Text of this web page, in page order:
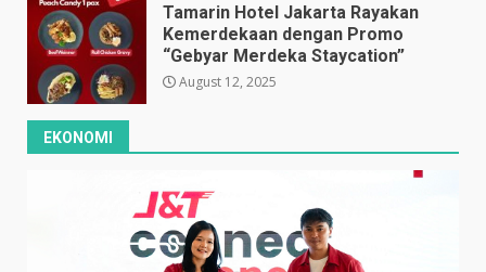
Tamarin Hotel Jakarta Rayakan
Kemerdekaan dengan Promo
“Gebyar Merdeka Staycation”
August 12, 2025
EKONOMI